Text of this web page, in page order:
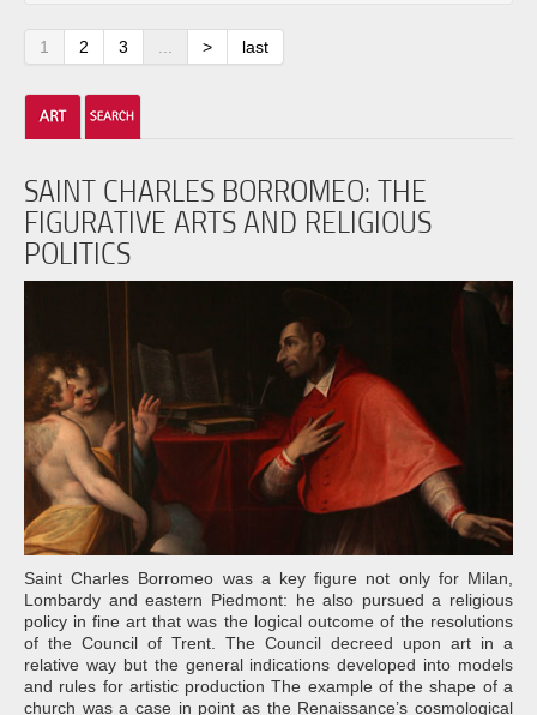
1 2 3 ... > last
SAINT CHARLES BORROMEO: THE
FIGURATIVE ARTS AND RELIGIOUS
POLITICS
Saint Charles Borromeo was a key figure not only for Milan,
Lombardy and eastern Piedmont: he also pursued a religious
policy in fine art that was the logical outcome of the resolutions
of the Council of Trent. The Council decreed upon art in a
relative way but the general indications developed into models
and rules for artistic production The example of the shape of a
church was a case in point as the Renaissance’s cosmological